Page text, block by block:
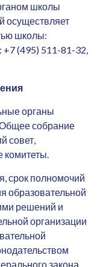
школы
осуществляет
школы:
+7 (495) 511-81-32,
органы
Общее собрание
совет,
комитеты.
срок полномочий
образовательной
решений и
организации
закона